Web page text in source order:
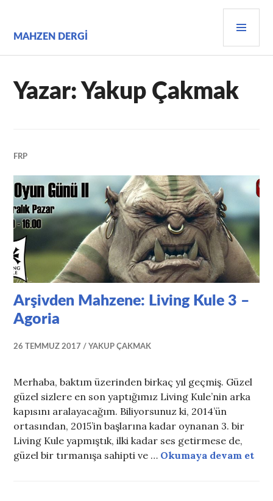
MAHZEN DERGI
Yazar: Yakup Çakmak
FRP
Arşivden Mahzene: Living Kule 3 –
Agoria
26 TEMMUZ 2017 YAKUP ÇAKMAK
Merhaba, baktım üzerinden birkaç yıl geçmiş. Güzel
güzel sizlere en son yaptığımız Living Kule’nin arka
kapısını aralayacağım. Biliyorsunuz ki, 2014’ün
ortasından, 2015’in başlarına kadar oynanan 3. bir
Living Kule yapmıştık, ilki kadar ses getirmese de,
güzel bir tırmanışa sahipti ve … Okumaya devam et